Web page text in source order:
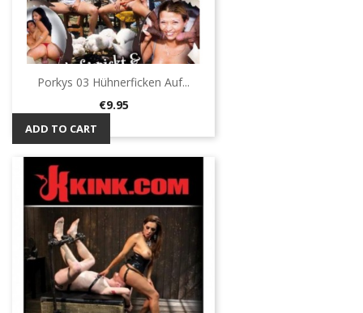
Porkys 03 Hühnerficken Auf...
Price
€9.95
ADD TO CART